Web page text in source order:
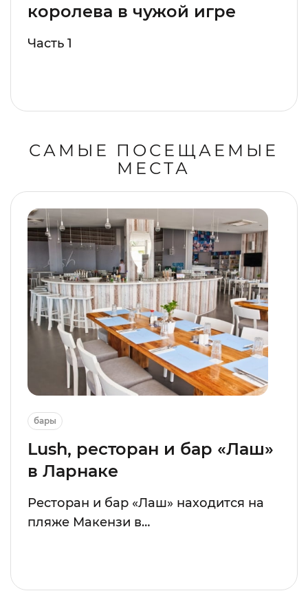
королева в чужой игре
Часть 1
САМЫЕ ПОСЕЩАЕМЫЕ
МЕСТА
бары
Lush, ресторан и бар «Лаш»
в Ларнаке
Ресторан и бар «Лаш» находится на
пляже Макензи в…